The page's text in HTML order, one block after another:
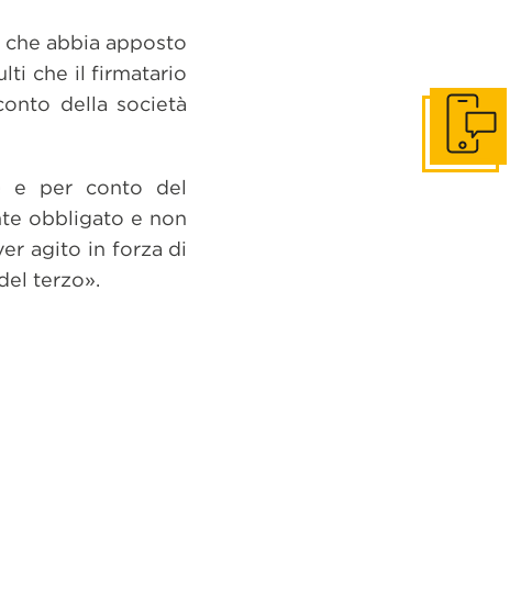
abbia apposto
che il firmatario
della società
e per conto del
obbligato e non
agito in forza di
terzo».
Get in